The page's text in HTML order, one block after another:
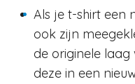
Als je t-shirt een
ook zijn
de originele
deze in een